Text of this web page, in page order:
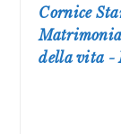
Cornice
della vita -